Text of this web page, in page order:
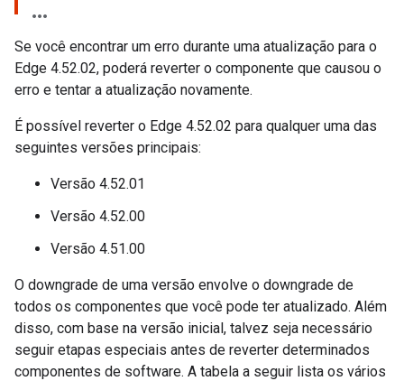
Se você encontrar um erro durante uma atualização para o
Edge 4.52.02, poderá reverter o componente que causou o
erro e tentar a atualização novamente.
É possível reverter o Edge 4.52.02 para qualquer uma das
seguintes versões principais:
Versão 4.52.01
Versão 4.52.00
Versão 4.51.00
O downgrade de uma versão envolve o downgrade de
todos os componentes que você pode ter atualizado. Além
disso, com base na versão inicial, talvez seja necessário
seguir etapas especiais antes de reverter determinados
componentes de software. A tabela a seguir lista os vários